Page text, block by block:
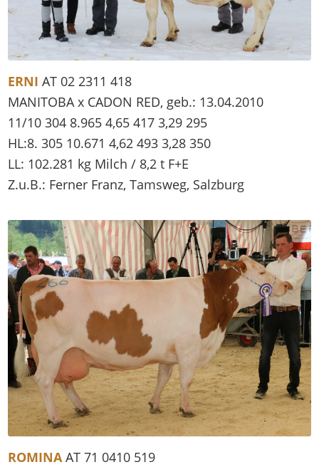
ERNI AT 02 2311 418
MANITOBA x CADON RED, geb.: 13.04.2010
11/10 304 8.965 4,65 417 3,29 295
HL:8. 305 10.671 4,62 493 3,28 350
LL: 102.281 kg Milch / 8,2 t F+E
Z.u.B.: Ferner Franz, Tamsweg, Salzburg
ROMINAAT 71 0410 519